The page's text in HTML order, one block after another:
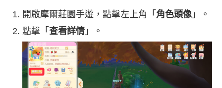
開啟摩爾莊園手遊，點擊左上角「 角色頭像 」。
點擊「 查看詳情 」。